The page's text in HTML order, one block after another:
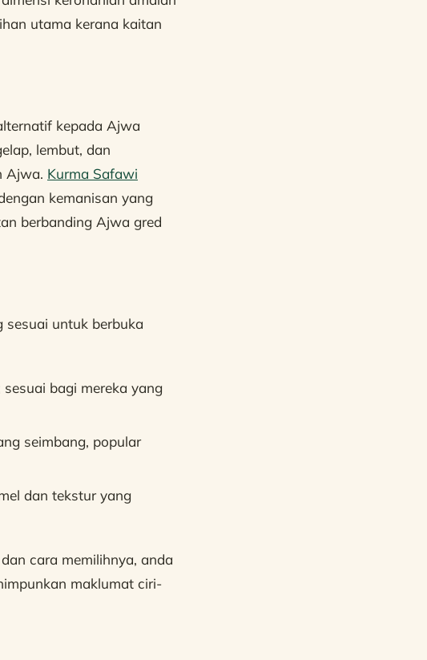
utama kerana kaitan
kepada Ajwa
lembut, dan
Ajwa. Kurma Safawi
kemanisan yang
berbanding Ajwa gred
untuk berbuka
bagi mereka yang
seimbang, popular
dan tekstur yang
cara memilihnya, anda
maklumat ciri-